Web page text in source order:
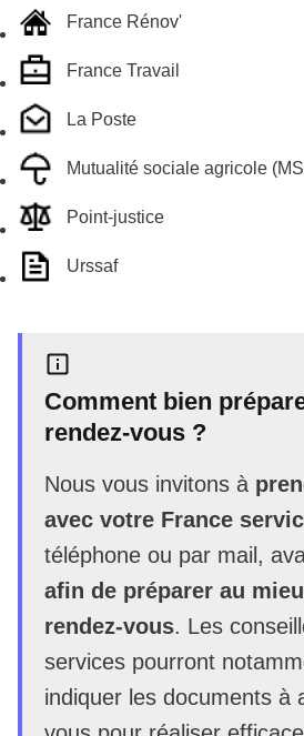
France Rénov'
France Travail
La Poste
Mutualité sociale agricole
Point-justice
Urssaf
Comment bien
rendez-vous ?
Nous vous invitons à
avec votre France
téléphone ou par mail,
afin de préparer au
rendez-vous. Les
services pourront
indiquer les documents à